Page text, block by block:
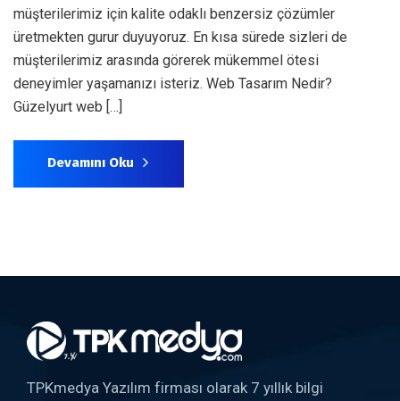
müşterilerimiz için kalite odaklı benzersiz çözümler
üretmekten gurur duyuyoruz. En kısa sürede sizleri de
müşterilerimiz arasında görerek mükemmel ötesi
deneyimler yaşamanızı isteriz. Web Tasarım Nedir?
Güzelyurt web […]
Devamını Oku
TPKmedya Yazılım firması olarak 7 yıllık bilgi